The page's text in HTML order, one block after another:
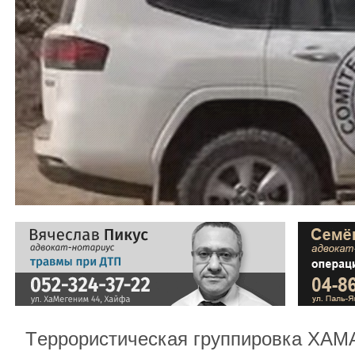
Tеррористическая группировка